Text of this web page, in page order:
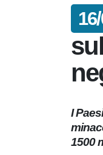
I
per